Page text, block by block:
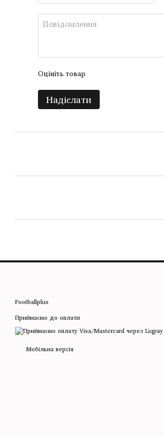
Оцініть товар
Надіслати
Footballplus
Приймаємо до оплати
Мобільна версія